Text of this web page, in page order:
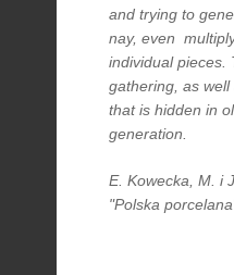
and trying to
nay, even
individual pieces.
gathering, as
that is hidden in
generation.
E. Kowecka, M. i
"Polska